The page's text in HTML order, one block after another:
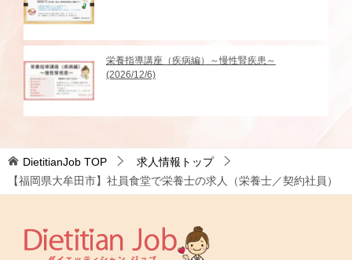
栄養指導講座（疾病編）～慢性腎疾患～
(2026/12/6)
DietitianJob TOP
求人情報トップ
【福岡県大牟田市】社員食堂で栄養士の求人（栄養士／契約社員）